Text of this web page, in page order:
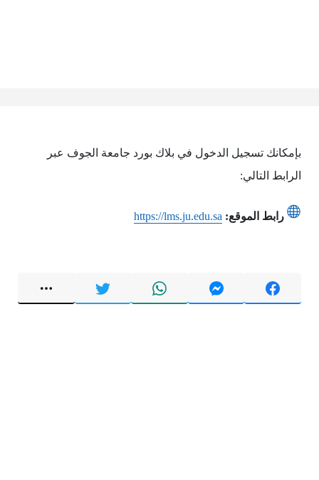
بإمكانك تسجيل الدخول في بلاك بورد جامعة الجوف عبر
الرابط التالي:
رابط الموقع: https://lms.ju.edu.sa